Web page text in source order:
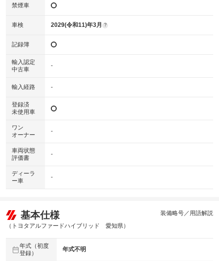
禁煙車
車検 2029(令和11)年3月 ?
記録簿
輸入認定
中古車
-
輸入経路 -
登録済
未使用車
ワン
オーナー
-
車両状態
評価書
-
ディーラ
ー車
-
基本仕様
（トヨタアルファードハイブリッド 愛知県）
装備略号／用語解説
年式（初度
登録）
年式不明